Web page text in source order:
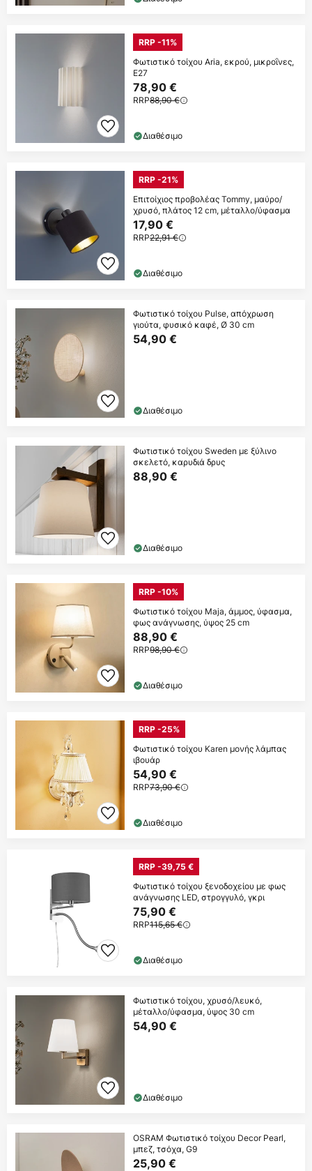
RRP -11%
Φωτιστικό τοίχου Aria, εκρού, μικροΐνες,
E27
78,90 €
RRP88,90 €
Διαθέσιμο
RRP -21%
Επιτοίχιος προβολέας Tommy, μαύρο/
χρυσό, πλάτος 12 cm, μέταλλο/ύφασμα
17,90 €
RRP22,91 €
Διαθέσιμο
Φωτιστικό τοίχου Pulse, απόχρωση
γιούτα, φυσικό καφέ, Ø 30 cm
54,90 €
Διαθέσιμο
Φωτιστικό τοίχου Sweden με ξύλινο
σκελετό, καρυδιά δρυς
88,90 €
Διαθέσιμο
RRP -10%
Φωτιστικό τοίχου Maja, άμμος, ύφασμα,
φως ανάγνωσης, ύψος 25 cm
88,90 €
RRP98,90 €
Διαθέσιμο
RRP -25%
Φωτιστικό τοίχου Karen μονής λάμπας
ιβουάρ
54,90 €
RRP73,90 €
Διαθέσιμο
RRP -39,75 €
Φωτιστικό τοίχου ξενοδοχείου με φως
ανάγνωσης LED, στρογγυλό, γκρι
75,90 €
RRP115,65 €
Διαθέσιμο
Φωτιστικό τοίχου, χρυσό/λευκό,
μέταλλο/ύφασμα, ύψος 30 cm
54,90 €
Διαθέσιμο
OSRAM Φωτιστικό τοίχου Decor Pearl,
μπεζ, τσόχα, G9
25,90 €